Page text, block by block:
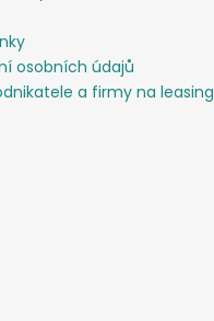
osobních údajů
a firmy na leasing